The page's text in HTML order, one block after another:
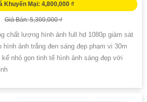
Khuyến Mại: 4,800,000 ₫
Giá Bán: 5,300,000 ₫
chất lượng hình ảnh full hd 1080p giám sát
hình ảnh trắng đen sáng đẹp phạm vi 30m
nhỏ gọn tinh tế hình ảnh sáng đẹp với